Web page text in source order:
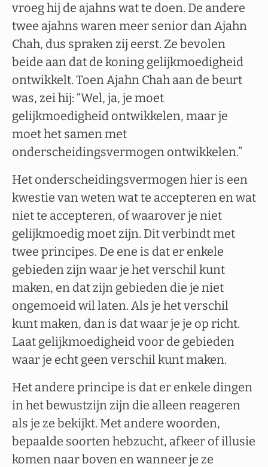
vroeg hij de ajahns wat te doen. De andere
twee ajahns waren meer senior dan Ajahn
Chah, dus spraken zij eerst. Ze bevolen
beide aan dat de koning gelijkmoedigheid
ontwikkelt. Toen Ajahn Chah aan de beurt
was, zei hij: “Wel, ja, je moet
gelijkmoedigheid ontwikkelen, maar je
moet het samen met
onderscheidingsvermogen ontwikkelen.”
Het onderscheidingsvermogen hier is een
kwestie van weten wat te accepteren en wat
niet te accepteren, of waarover je niet
gelijkmoedig moet zijn. Dit verbindt met
twee principes. De ene is dat er enkele
gebieden zijn waar je het verschil kunt
maken, en dat zijn gebieden die je niet
ongemoeid wil laten. Als je het verschil
kunt maken, dan is dat waar je je op richt.
Laat gelijkmoedigheid voor de gebieden
waar je echt geen verschil kunt maken.
Het andere principe is dat er enkele dingen
in het bewustzijn zijn die alleen reageren
als je ze bekijkt. Met andere woorden,
bepaalde soorten hebzucht, afkeer of illusie
komen naar boven en wanneer je ze